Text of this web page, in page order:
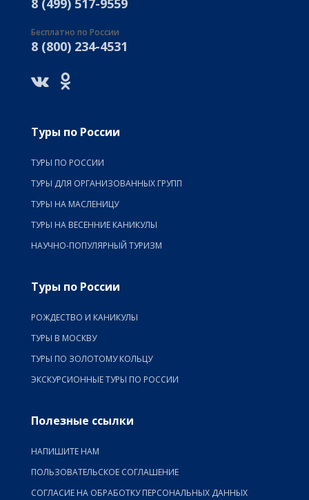
8 (499) 517-9559
Бесплатно по России
8 (800) 234-4531
Туры по России
ТУРЫ ПО РОССИИ
ТУРЫ ДЛЯ ОРГАНИЗОВАННЫХ ГРУПП
ТУРЫ НА МАСЛЕНИЦУ
ТУРЫ НА ВЕСЕННИЕ КАНИКУЛЫ
НАУЧНО-ПОПУЛЯРНЫЙ ТУРИЗМ
Туры по России
РОЖДЕСТВО И КАНИКУЛЫ
ТУРЫ В МОСКВУ
ТУРЫ ПО ЗОЛОТОМУ КОЛЬЦУ
ЭКСКУРСИОННЫЕ ТУРЫ ПО РОССИИ
Полезные ссылки
НАПИШИТЕ НАМ
ПОЛЬЗОВАТЕЛЬСКОЕ СОГЛАШЕНИЕ
СОГЛАСИЕ НА ОБРАБОТКУ ПЕРСОНАЛЬНЫХ ДАННЫХ